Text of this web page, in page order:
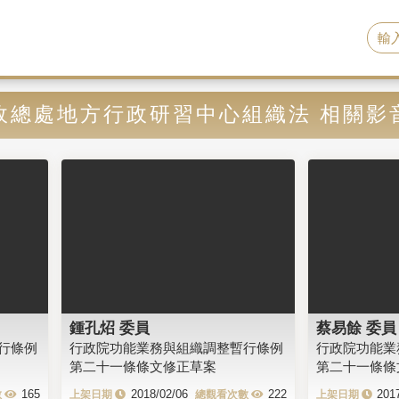
總處地方行政研習中心組織法 相關影
條例
165
鍾孔炤 委員
行政院功能業務與組織調整暫行條例
第二十一條條文修正草案
2018/02/06 222
蔡易餘 委員
行政院功能
第二十一條